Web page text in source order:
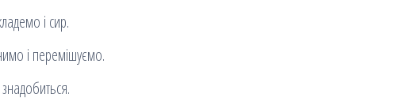
і сир.
і перемішуємо.